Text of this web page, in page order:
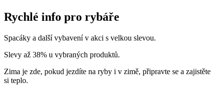
Rychlé info pro rybáře
Spacáky a další vybavení v akci s velkou slevou.
Slevy až 38% u vybraných produktů.
Zima je zde, pokud jezdíte na ryby i v zimě, připravte se a zajistěte
si teplo.